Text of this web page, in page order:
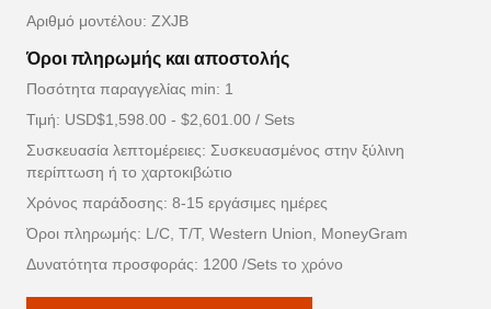
Αριθμό μοντέλου: ZXJB
Όροι πληρωμής και αποστολής
Ποσότητα παραγγελίας min: 1
Τιμή: USD$1,598.00 - $2,601.00 / Sets
Συσκευασία λεπτομέρειες: Συσκευασμένος στην ξύλινη
περίπτωση ή το χαρτοκιβώτιο
Χρόνος παράδοσης: 8-15 εργάσιμες ημέρες
Όροι πληρωμής: L/C, T/T, Western Union, MoneyGram
Δυνατότητα προσφοράς: 1200 /Sets το χρόνο